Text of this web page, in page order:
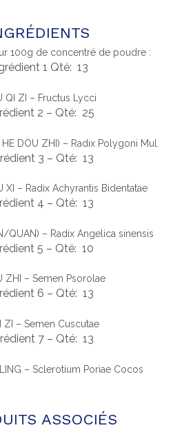
100g de concentré de poudre :
1 Qté: 13
QI ZI – Fructus Lycci
2 – Qté: 25
DOU ZHI) – Radix Polygoni Mul.
3 – Qté: 13
XI – Radix Achyrantis Bidentatae
4 – Qté: 13
QUAN) – Radix Angelica sinensis
5 – Qté: 10
ZHI – Semen Psorolae
6 – Qté: 13
ZI – Semen Cuscutae
7 – Qté: 13
– Sclerotium Poriae Cocos
ASSOCIÉS